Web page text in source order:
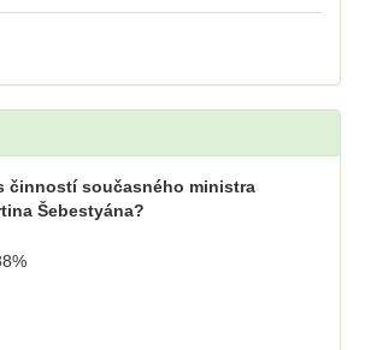
činností současného ministra
Šebestyána?
%